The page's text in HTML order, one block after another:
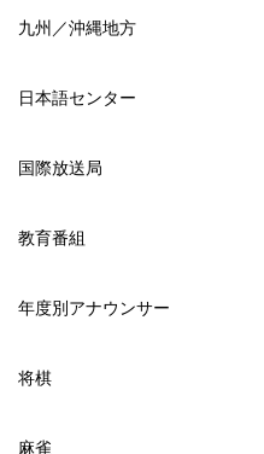
九州／沖縄地方
日本語センター
国際放送局
教育番組
年度別アナウンサー
将棋
麻雀